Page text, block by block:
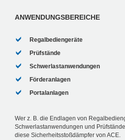
ANWENDUNGSBEREICHE
Regalbediengeräte
Prüfstände
Schwerlastanwendungen
Förderanlagen
Portalanlagen
Wer z. B. die Endlagen von
Schwerlastanwendungen und
diese Sicherheitsstoßdämpfer von ACE.